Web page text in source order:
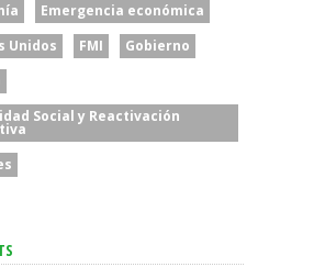
Emergencia económica
Unidos
FMI
Gobierno
Social y Reactivación